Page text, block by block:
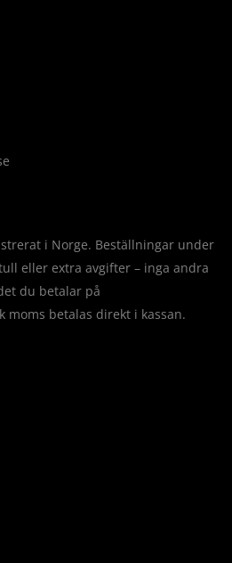
i Norge. Beställningar under
eller extra avgifter – inga andra
du betalar på
moms betalas direkt i kassan.